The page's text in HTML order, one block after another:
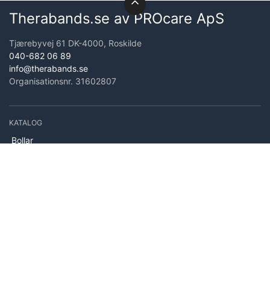
Therabands.se av PROcare ApS
Tjærebyvej 61 DK-4000, Roskilde
040-682 06 89
info@therabands.se
Organisationsnr. 31602807
KATALOG
Bollar